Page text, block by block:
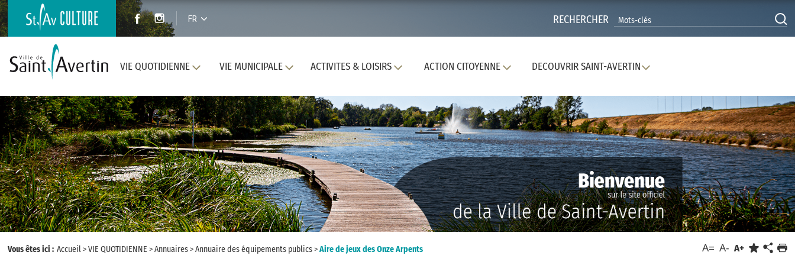
FR RECHERCHER
VIE QUOTIDIENNE VIE MUNICIPALE ACTIVITES & LOISIRS ACTION CITOYENNE DECOUVRIR SAINT-AVERTIN
Vous êtes ici : Accueil>VIE QUOTIDIENNE >Annuaires>Annuaire des équipements publics>Aire de jeux des Onze Arpents A= A- A+